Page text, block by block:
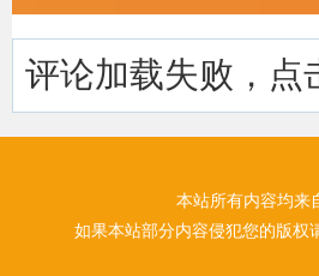
评论加载失败，点
本站所有内容均来
如果本站部分内容侵犯您的版